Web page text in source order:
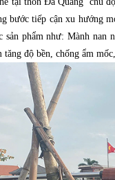
bước tiếp cận xu hướng
sản phẩm như: Mành
tăng độ bền, chống ẩm